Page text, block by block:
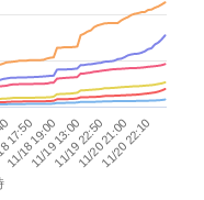
11/18 19:0011/19 22:5011/20 22:10
11/19 13:0011/20 21:00